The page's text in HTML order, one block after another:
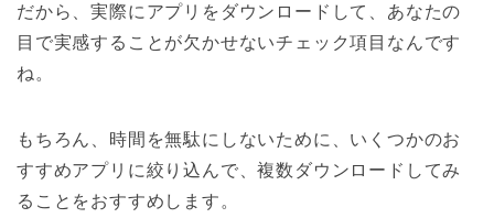
だから、実際にアプリをダウンロードして、あなたの
目で実感することが欠かせないチェック項目なんです
ね。
もちろん、時間を無駄にしないために、いくつかのお
すすめアプリに絞り込んで、複数ダウンロードしてみ
ることをおすすめします。